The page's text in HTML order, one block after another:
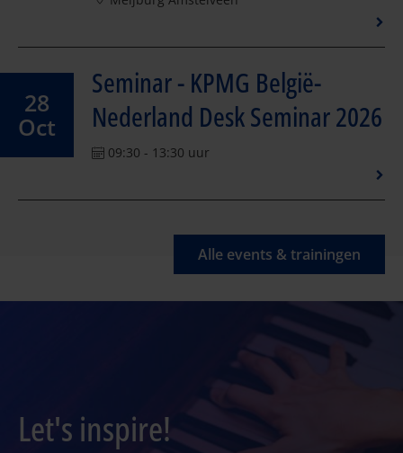
28
Oct
Seminar - KPMG België-
Nederland Desk Seminar 2026
09:30 - 13:30 uur
Alle events & trainingen
Let's inspire!